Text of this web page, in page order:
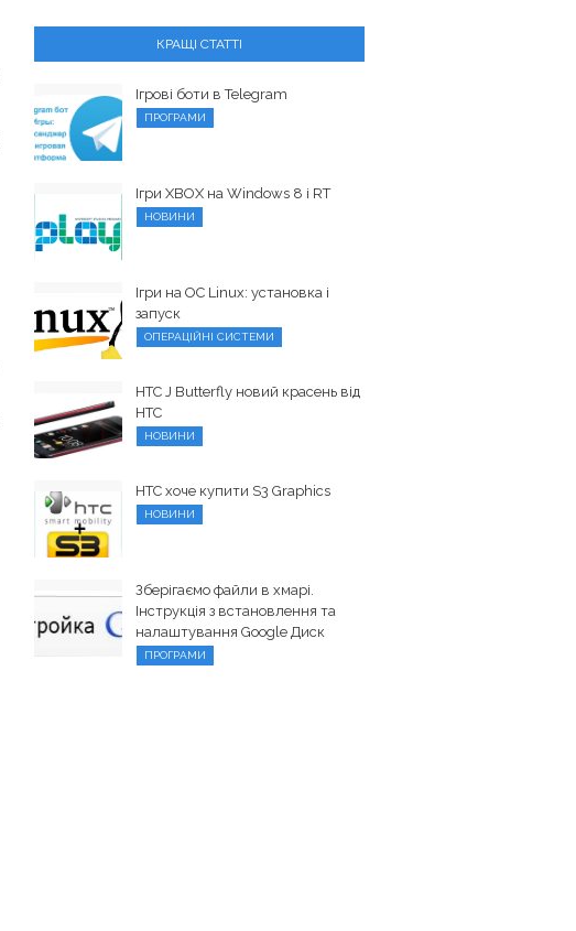
КРАЩІ СТАТТІ
Ігрові боти в Telegram
ПРОГРАМИ
Ігри XBOX на Windows 8 і RT
НОВИНИ
Ігри на ОС Linux: установка і
запуск
ОПЕРАЦІЙНІ СИСТЕМИ
HTC J Butterfly новий красень від
HTC
НОВИНИ
HTC хоче купити S3 Graphics
НОВИНИ
Зберігаємо файли в хмарі.
Інструкція з встановлення та
налаштування Google Диск
ПРОГРАМИ